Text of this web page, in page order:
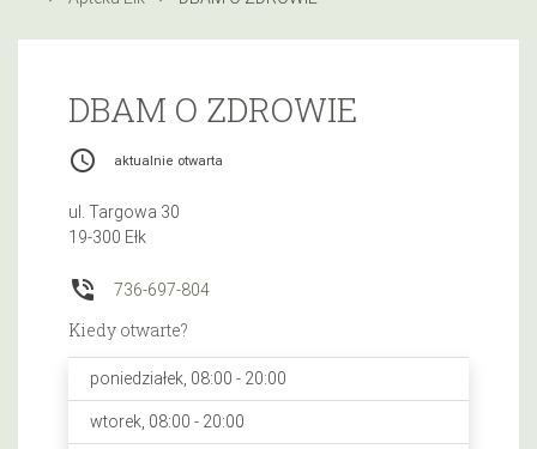
DBAM O ZDROWIE
access_time aktualnie otwarta
ul. Targowa 30
19-300 Ełk
phone_in_talk 736-697-804
Kiedy otwarte?
poniedziałek, 08:00 - 20:00
wtorek, 08:00 - 20:00